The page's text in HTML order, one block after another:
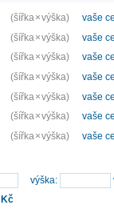
(šířka × výška) vaše
(šířka × výška) vaše
(šířka × výška) vaše
(šířka × výška) vaše
(šířka × výška) vaše
(šířka × výška) vaše
(šířka × výška) vaše
výška:
Kč